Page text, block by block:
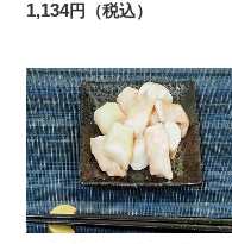
1,134円（税込）